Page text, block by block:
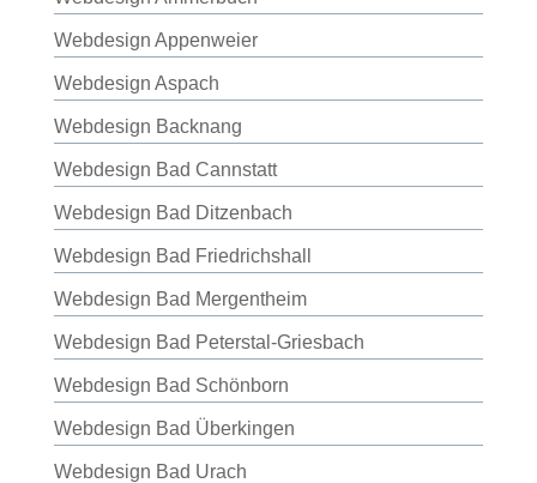
Webdesign Appenweier
Webdesign Aspach
Webdesign Backnang
Webdesign Bad Cannstatt
Webdesign Bad Ditzenbach
Webdesign Bad Friedrichshall
Webdesign Bad Mergentheim
Webdesign Bad Peterstal-Griesbach
Webdesign Bad Schönborn
Webdesign Bad Überkingen
Webdesign Bad Urach